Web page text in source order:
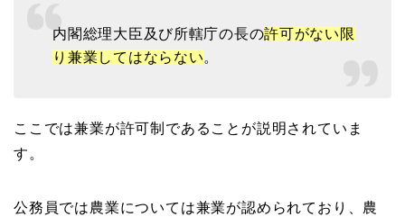
内閣総理大臣及び所轄庁の長の許可がない限
り兼業してはならない。
ここでは兼業が許可制であることが説明されていま
す。
公務員では農業については兼業が認められており、農